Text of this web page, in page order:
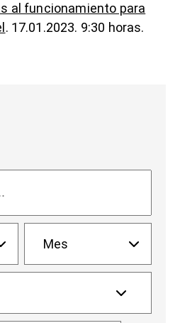
al funcionamiento para
. 17.01.2023. 9:30 horas.